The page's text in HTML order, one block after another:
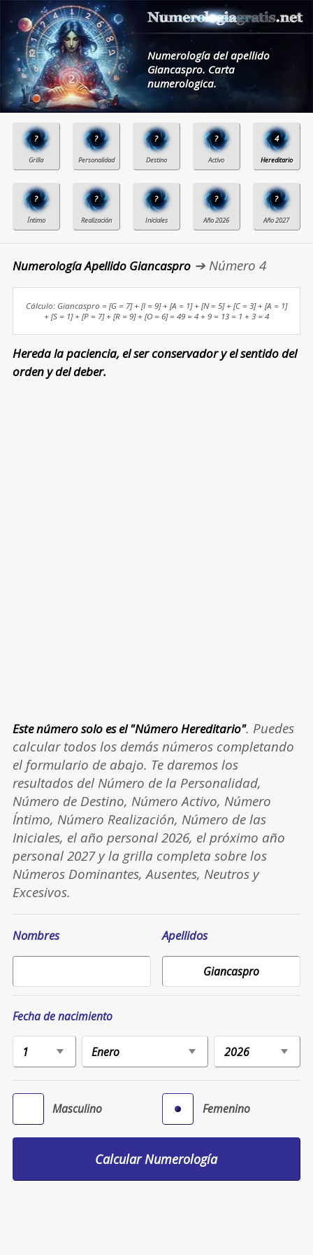
Numerología del apellido
Giancaspro. Carta
numerologica.
? ? ? ? 4
? ? ? ? ?
Numerología Apellido Giancaspro➔ Número 4
Cálculo: Giancaspro = [G = 7] + [I = 9] + [A = 1] + [N = 5] + [C = 3] + [A = 1]
+ [S = 1] + [P = 7] + [R = 9] + [O = 6] = 49 = 4 + 9 = 13 = 1 + 3 = 4
Hereda la paciencia, el ser conservador y el sentido del
orden y del deber.
Este número solo es el "Número Hereditario". Puedes
calcular todos los demás números completando
el formulario de abajo. Te daremos los
resultados del Número de la Personalidad,
Número de Destino, Número Activo, Número
Íntimo, Número Realización, Número de las
Iniciales, el año personal 2026, el próximo año
personal 2027 y la grilla completa sobre los
Números Dominantes, Ausentes, Neutros y
Excesivos.
Nombres Apellidos
Fecha de nacimiento
Masculino Femenino